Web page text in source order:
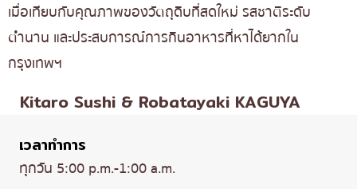
เมื่อเทียบกับคุณภาพของวัตถุดิบที่สดใหม่ รสชาติระดับ
ตำนาน และประสบการณ์การกินอาหารที่หาได้ยากใน
กรุงเทพฯ
Kitaro Sushi & Robatayaki KAGUYA
เวลาทำการ
ทุกวัน 5:00 p.m.-1:00 a.m.